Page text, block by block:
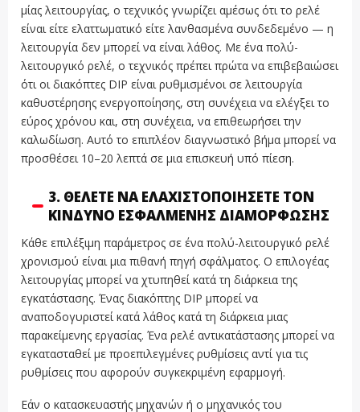
μίας λειτουργίας, ο τεχνικός γνωρίζει αμέσως ότι το ρελέ
είναι είτε ελαττωματικό είτε λανθασμένα συνδεδεμένο — η
λειτουργία δεν μπορεί να είναι λάθος. Με ένα πολύ-
λειτουργικό ρελέ, ο τεχνικός πρέπει πρώτα να επιβεβαιώσει
ότι οι διακόπτες DIP είναι ρυθμισμένοι σε λειτουργία
καθυστέρησης ενεργοποίησης, στη συνέχεια να ελέγξει το
εύρος χρόνου και, στη συνέχεια, να επιθεωρήσει την
καλωδίωση. Αυτό το επιπλέον διαγνωστικό βήμα μπορεί να
προσθέσει 10–20 λεπτά σε μια επισκευή υπό πίεση.
3. ΘΈΛΕΤΕ ΝΑ ΕΛΑΧΙΣΤΟΠΟΙΉΣΕΤΕ ΤΟΝ
ΚΊΝΔΥΝΟ ΕΣΦΑΛΜΈΝΗΣ ΔΙΑΜΌΡΦΩΣΗΣ
Κάθε επιλέξιμη παράμετρος σε ένα πολύ-λειτουργικό ρελέ
χρονισμού είναι μια πιθανή πηγή σφάλματος. Ο επιλογέας
λειτουργίας μπορεί να χτυπηθεί κατά τη διάρκεια της
εγκατάστασης. Ένας διακόπτης DIP μπορεί να
αναποδογυριστεί κατά λάθος κατά τη διάρκεια μιας
παρακείμενης εργασίας. Ένα ρελέ αντικατάστασης μπορεί να
εγκατασταθεί με προεπιλεγμένες ρυθμίσεις αντί για τις
ρυθμίσεις που αφορούν συγκεκριμένη εφαρμογή.
Εάν ο κατασκευαστής μηχανών ή ο μηχανικός του